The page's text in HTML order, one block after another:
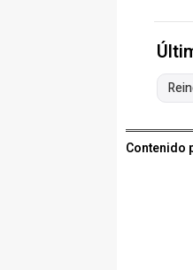
Contenido